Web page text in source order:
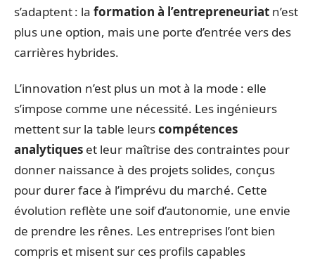
s’adaptent : la formation à l’entrepreneuriat n’est
plus une option, mais une porte d’entrée vers des
carrières hybrides.
L’innovation n’est plus un mot à la mode : elle
s’impose comme une nécessité. Les ingénieurs
mettent sur la table leurscompétences
analytiques et leur maîtrise des contraintes pour
donner naissance à des projets solides, conçus
pour durer face à l’imprévu du marché. Cette
évolution reflète une soif d’autonomie, une envie
de prendre les rênes. Les entreprises l’ont bien
compris et misent sur ces profils capables